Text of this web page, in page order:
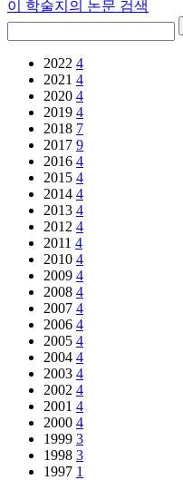
이 학술지의 논문 검색
2022 4
2021 4
2020 4
2019 4
2018 7
2017 9
2016 4
2015 4
2014 4
2013 4
2012 4
2011 4
2010 4
2009 4
2008 4
2007 4
2006 4
2005 4
2004 4
2003 4
2002 4
2001 4
2000 4
1999 3
1998 3
1997 1